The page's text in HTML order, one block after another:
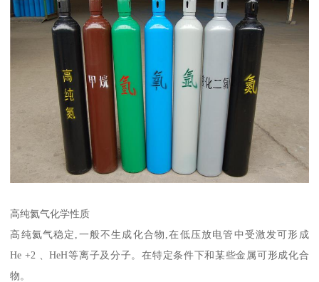
高纯氦气化学性质
高纯氦气稳定,一般不生成化合物,在低压放电管中受激发可形成
He +2 、HeH等离子及分子。在特定条件下和某些金属可形成化合
物。